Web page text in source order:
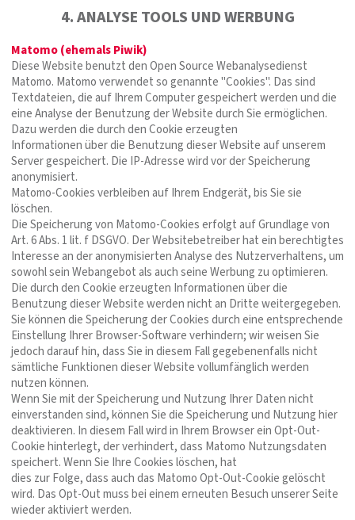
4. ANALYSE TOOLS UND WERBUNG
Matomo (ehemals Piwik)
Diese Website benutzt den Open Source Webanalysedienst
Matomo. Matomo verwendet so genannte "Cookies". Das sind
Textdateien, die auf Ihrem Computer gespeichert werden und die
eine Analyse der Benutzung der Website durch Sie ermöglichen.
Dazu werden die durch den Cookie erzeugten
Informationen über die Benutzung dieser Website auf unserem
Server gespeichert. Die IP-Adresse wird vor der Speicherung
anonymisiert.
Matomo-Cookies verbleiben auf Ihrem Endgerät, bis Sie sie
löschen.
Die Speicherung von Matomo-Cookies erfolgt auf Grundlage von
Art. 6 Abs. 1 lit. f DSGVO. Der Websitebetreiber hat ein berechtigtes
Interesse an der anonymisierten Analyse des Nutzerverhaltens, um
sowohl sein Webangebot als auch seine Werbung zu optimieren.
Die durch den Cookie erzeugten Informationen über die
Benutzung dieser Website werden nicht an Dritte weitergegeben.
Sie können die Speicherung der Cookies durch eine entsprechende
Einstellung Ihrer Browser-Software verhindern; wir weisen Sie
jedoch darauf hin, dass Sie in diesem Fall gegebenenfalls nicht
sämtliche Funktionen dieser Website vollumfänglich werden
nutzen können.
Wenn Sie mit der Speicherung und Nutzung Ihrer Daten nicht
einverstanden sind, können Sie die Speicherung und Nutzung hier
deaktivieren. In diesem Fall wird in Ihrem Browser ein Opt-Out-
Cookie hinterlegt, der verhindert, dass Matomo Nutzungsdaten
speichert. Wenn Sie Ihre Cookies löschen, hat
dies zur Folge, dass auch das Matomo Opt-Out-Cookie gelöscht
wird. Das Opt-Out muss bei einem erneuten Besuch unserer Seite
wieder aktiviert werden.